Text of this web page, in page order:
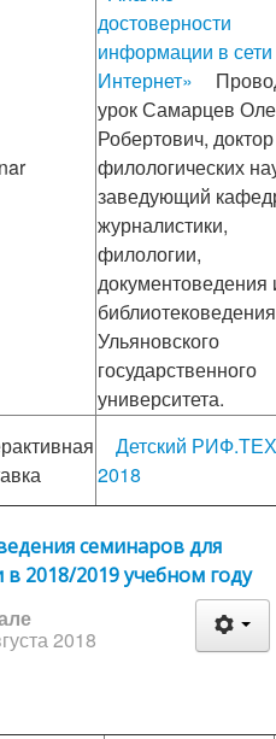
достоверности
информации в сети
Интернет»
урок Самарцев
Робертович, доктор
филологических
заведующий
журналистики,
филологии,
документоведения
библиотековедения
Ульяновского
государственного
университета.
Детский РИФ.ТЕХ
2018
семинаров для
2018/2019 учебном году
2018